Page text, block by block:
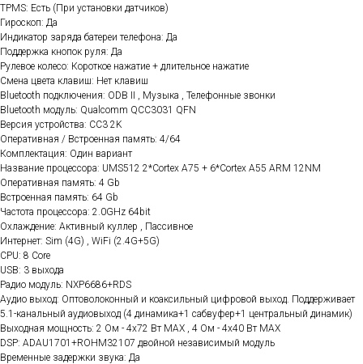
TPMS: Есть (При установки датчиков)
Гироскоп: Да
Индикатор заряда батереи телефона: Да
Поддержка кнопок руля: Да
Рулевое колесо: Короткое нажатие + длительное нажатие
Смена цвета клавиш: Нет клавиш
Bluetooth подключения: ODB II , Музыка , Телефонные звонки
Bluetooth модуль: Qualcomm QCC3031 QFN
Версия устройства: CC3 2K
Оперативная / Встроенная память: 4/64
Комплектация: Один вариант
Название процессора: UMS512 2*Cortex A75 + 6*Cortex A55 ARM 12NM
Оперативная память: 4 Gb
Встроенная память: 64 Gb
Частота процессора: 2.0GHz 64bit
Охлаждение: Активный куллер , Пассивное
Интернет: Sim (4G) , WiFi (2.4G+5G)
CPU: 8 Core
USB: 3 выхода
Радио модуль: NXP6686+RDS
Аудио выход: Оптоволоконный и коаксильный цифровой выход. Поддерживает
5.1-канальный аудиовыход (4 динамика+1 сабвуфер+1 центральный динамик)
Выходная мощность: 2 Ом - 4x72 Вт МАХ , 4 Ом - 4x40 Вт МАХ
DSP: ADAU1701+ROHM32107 двойной независимый модуль
Временные задержки звука: Да